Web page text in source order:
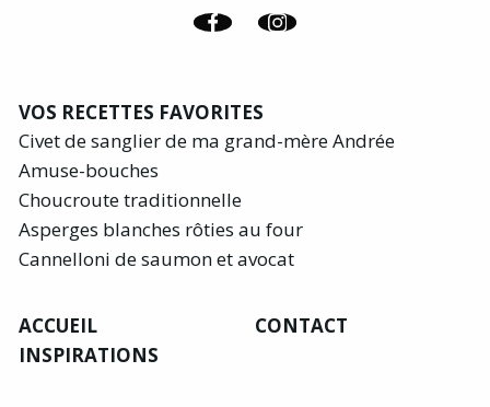
VOS RECETTES FAVORITES
Civet de sanglier de ma grand-mère Andrée
Amuse-bouches
Choucroute traditionnelle
Asperges blanches rôties au four
Cannelloni de saumon et avocat
ACCUEIL
INSPIRATIONS
CONTACT